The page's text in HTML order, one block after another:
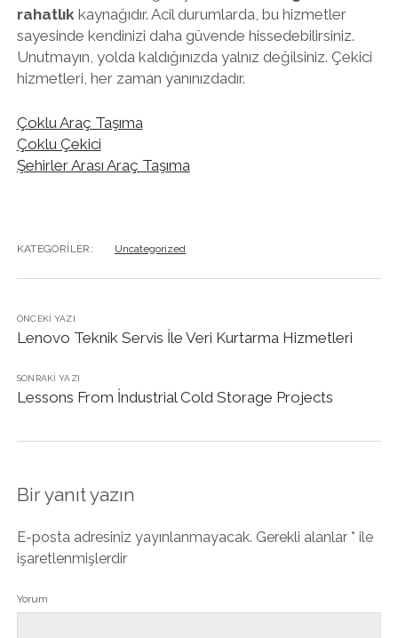
rahatlıkkaynağıdır. Acil durumlarda, bu hizmetler
sayesinde kendinizi daha güvende hissedebilirsiniz.
Unutmayın, yolda kaldığınızda yalnız değilsiniz. Çekici
hizmetleri, her zaman yanınızdadır.
Çoklu Araç Taşıma
Çoklu Çekici
Şehirler Arası Araç Taşıma
KATEGORILER: Uncategorized
ÖNCEKI YAZI
Lenovo Teknik Servis İle Veri Kurtarma Hizmetleri
SONRAKI YAZI
Lessons From İndustrial Cold Storage Projects
Bir yanıt yazın
E-posta adresiniz yayınlanmayacak. Gerekli alanlar * ile
işaretlenmişlerdir
Yorum